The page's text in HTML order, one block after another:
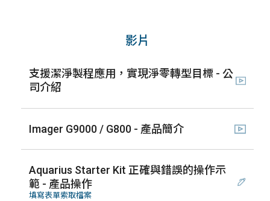
影片
支援潔淨製程應用，實現淨零轉型目標 - 公
司介紹
Imager G9000 / G800 - 產品簡介
Aquarius Starter Kit 正確與錯誤的操作示
範 - 產品操作
填寫表單索取檔案